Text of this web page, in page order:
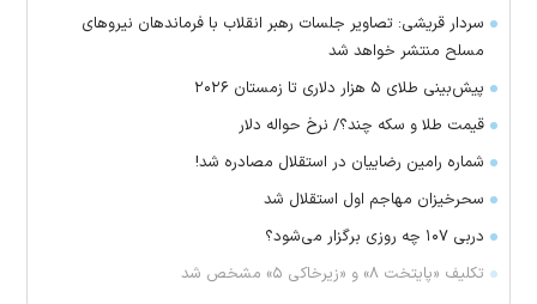
سردار قریشی: تصاویر جلسات رهبر انقلاب با فرماندهان نیرو‌های
مسلح منتشر خواهد شد
پیش‌بینی طلای ۵ هزار دلاری تا زمستان ۲۰۲۶
قیمت طلا و سکه چند؟/ نرخ حواله دلار
شماره رامین رضاییان در استقلال مصادره شد!
سحرخیزان مهاجم اول استقلال شد
دربی ۱۰۷ چه روزی برگزار می‌شود؟
تکلیف «پایتخت ۸» و «زیرخاکی ۵» مشخص شد